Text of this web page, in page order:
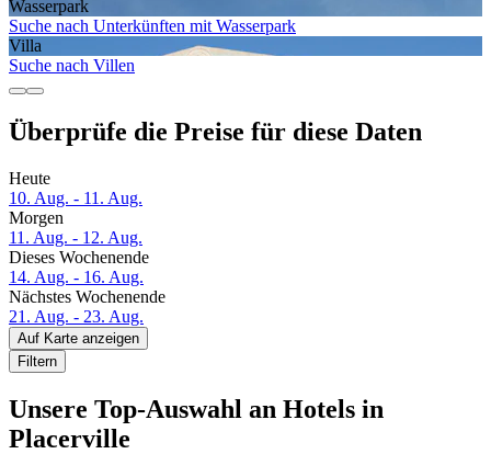
Wasserpark
Suche nach Unterkünften mit Wasserpark
Villa
Suche nach Villen
Überprüfe die Preise für diese Daten
Heute
10. Aug. - 11. Aug.
Morgen
11. Aug. - 12. Aug.
Dieses Wochenende
14. Aug. - 16. Aug.
Nächstes Wochenende
21. Aug. - 23. Aug.
Auf Karte anzeigen
Filtern
Unsere Top-Auswahl an Hotels in
Placerville